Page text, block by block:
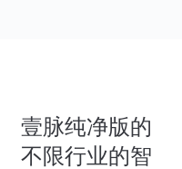
壹脉纯净版的
不限行业的智